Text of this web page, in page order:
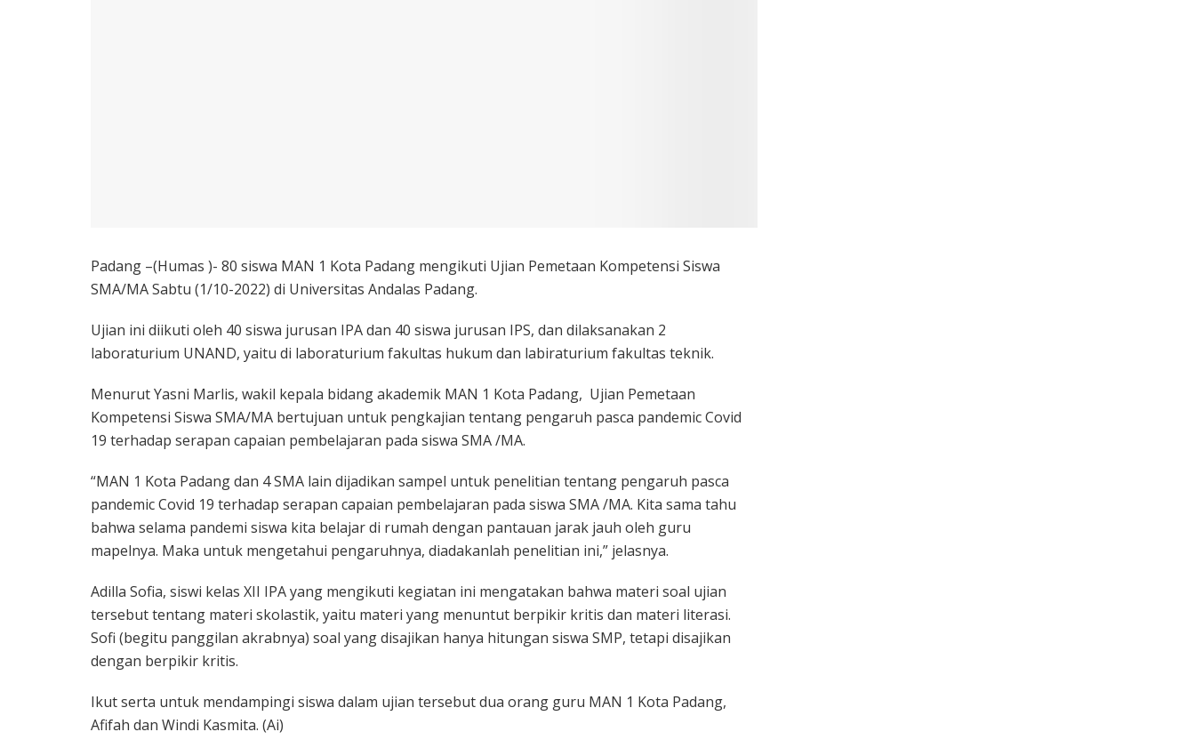
Padang –(Humas )- 80 siswa MAN 1 Kota Padang mengikuti Ujian Pemetaan Kompetensi Siswa
SMA/MA Sabtu (1/10-2022) di Universitas Andalas Padang.
Ujian ini diikuti oleh 40 siswa jurusan IPA dan 40 siswa jurusan IPS, dan dilaksanakan 2
laboraturium UNAND, yaitu di laboraturium fakultas hukum dan labiraturium fakultas teknik.
Menurut Yasni Marlis, wakil kepala bidang akademik MAN 1 Kota Padang, Ujian Pemetaan
Kompetensi Siswa SMA/MA bertujuan untuk pengkajian tentang pengaruh pasca pandemic Covid
19 terhadap serapan capaian pembelajaran pada siswa SMA /MA.
“MAN 1 Kota Padang dan 4 SMA lain dijadikan sampel untuk penelitian tentang pengaruh pasca
pandemic Covid 19 terhadap serapan capaian pembelajaran pada siswa SMA /MA. Kita sama tahu
bahwa selama pandemi siswa kita belajar di rumah dengan pantauan jarak jauh oleh guru
mapelnya. Maka untuk mengetahui pengaruhnya, diadakanlah penelitian ini,” jelasnya.
Adilla Sofia, siswi kelas XII IPA yang mengikuti kegiatan ini mengatakan bahwa materi soal ujian
tersebut tentang materi skolastik, yaitu materi yang menuntut berpikir kritis dan materi literasi.
Sofi (begitu panggilan akrabnya) soal yang disajikan hanya hitungan siswa SMP, tetapi disajikan
dengan berpikir kritis.
Ikut serta untuk mendampingi siswa dalam ujian tersebut dua orang guru MAN 1 Kota Padang,
Afifah dan Windi Kasmita. (Ai)